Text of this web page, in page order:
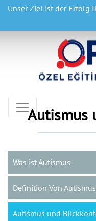
Unser Ziel ist der Erfolg
Autismus
Was ist Autismus
Definition Von Autismus
Autismus und